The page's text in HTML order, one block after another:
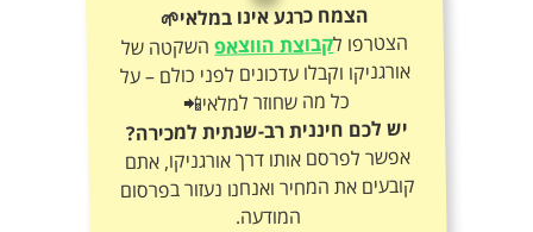
הצמח כרגע אינו במלאי🌱
הצטרפו לקבוצת הווצאפהשקטה של
אורגניקו וקבלו עדכונים לפני כולם – על
כל מה שחוזר למלאי📲
יש לכם חיננית רב-שנתית למכירה?
אפשר לפרסם אותו דרך אורגניקו, אתם
קובעים את המחיר ואנחנו נעזור בפרסום
המודעה.